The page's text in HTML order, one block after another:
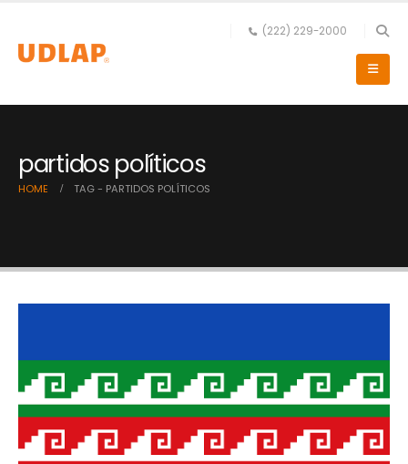
(222) 229-2000
partidos políticos
HOME TAG - PARTIDOS POLÍTICOS